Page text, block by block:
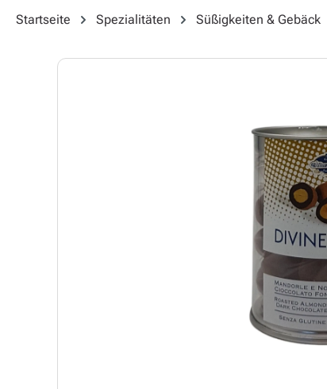
Startseite Spezialitäten Süßigkeiten & Gebäck
Bildergalerie überspringen